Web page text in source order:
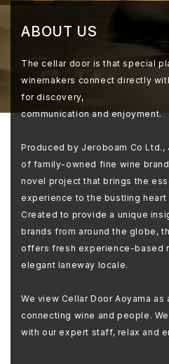
ABOUT US
The cellar door is that special
winemakers connect directly
for discovery,
communication and enjoyment.
Produced by Jeroboam Co Ltd.,
of family-owned fine wine
novel project that brings the
experience to the bustling heart
Created to provide a unique
brands from around the globe,
offers fresh experience-based
elegant laneway locale.
We view Cellar Door Aoyama
connecting wine and people.
with our expert staff, relax and